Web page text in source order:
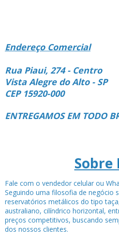
Endereço Comercial
Rua Piaui, 274 - Centro
Vista Alegre do Alto - SP
CEP 15920-000
ENTREGAMOS EM TODO
Sobre
Fale com o vendedor celular ou
Seguindo uma filosofia de negócio
reservatórios metálicos do tipo
australiano, cilíndrico horizontal,
preços competitivos, buscando
dos nossos clientes.